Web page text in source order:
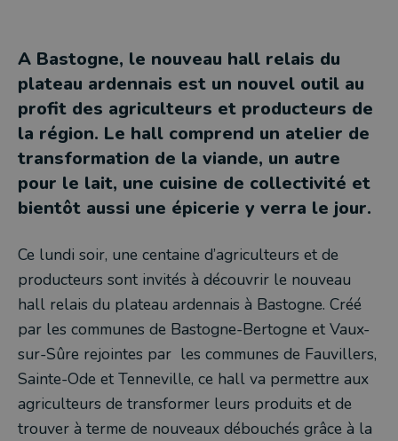
A Bastogne, le nouveau hall relais du
plateau ardennais est un nouvel outil au
profit des agriculteurs et producteurs de
la région. Le hall comprend un atelier de
transformation de la viande, un autre
pour le lait, une cuisine de collectivité et
bientôt aussi une épicerie y verra le jour.
Ce lundi soir, une centaine d’agriculteurs et de
producteurs sont invités à découvrir le nouveau
hall relais du plateau ardennais à Bastogne. Créé
par les communes de Bastogne-Bertogne et Vaux-
sur-Sûre rejointes par les communes de Fauvillers,
Sainte-Ode et Tenneville, ce hall va permettre aux
agriculteurs de transformer leurs produits et de
trouver à terme de nouveaux débouchés grâce à la